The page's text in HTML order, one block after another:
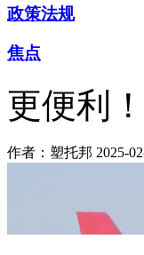
政策法规
焦点
更便利
作者：塑托邦 2025-